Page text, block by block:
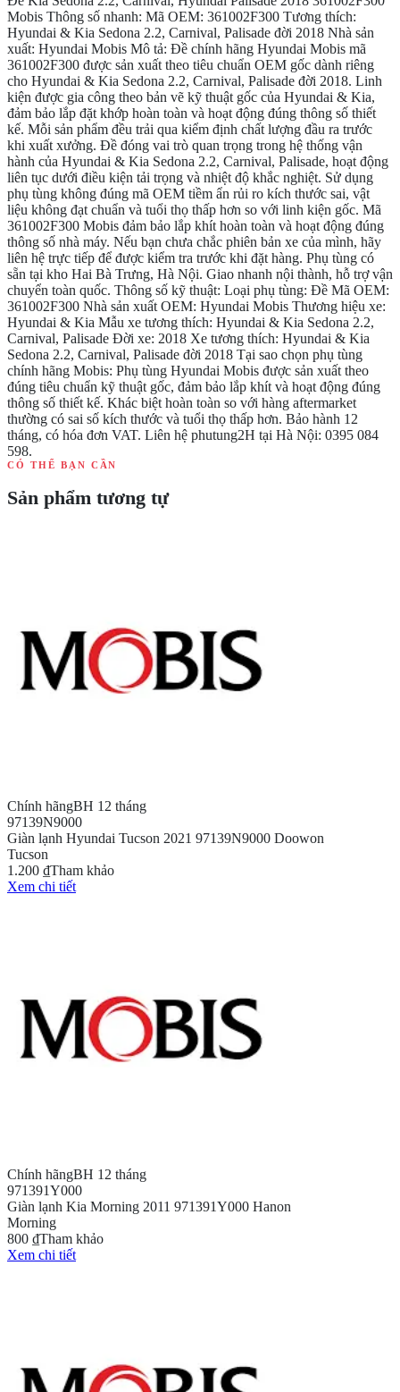
Mobis Thông số nhanh: Mã OEM: 361002F300 Tương thích:
Hyundai & Kia Sedona 2.2, Carnival, Palisade đời 2018 Nhà sản
xuất: Hyundai Mobis Mô tả: Đề chính hãng Hyundai Mobis mã
361002F300 được sản xuất theo tiêu chuẩn OEM gốc dành riêng
cho Hyundai & Kia Sedona 2.2, Carnival, Palisade đời 2018. Linh
kiện được gia công theo bản vẽ kỹ thuật gốc của Hyundai & Kia,
đảm bảo lắp đặt khớp hoàn toàn và hoạt động đúng thông số thiết
kế. Mỗi sản phẩm đều trải qua kiểm định chất lượng đầu ra trước
khi xuất xưởng. Đề đóng vai trò quan trọng trong hệ thống vận
hành của Hyundai & Kia Sedona 2.2, Carnival, Palisade, hoạt động
liên tục dưới điều kiện tải trọng và nhiệt độ khắc nghiệt. Sử dụng
phụ tùng không đúng mã OEM tiềm ẩn rủi ro kích thước sai, vật
liệu không đạt chuẩn và tuổi thọ thấp hơn so với linh kiện gốc. Mã
361002F300 Mobis đảm bảo lắp khít hoàn toàn và hoạt động đúng
thông số nhà máy. Nếu bạn chưa chắc phiên bản xe của mình, hãy
liên hệ trực tiếp để được kiểm tra trước khi đặt hàng. Phụ tùng có
sẵn tại kho Hai Bà Trưng, Hà Nội. Giao nhanh nội thành, hỗ trợ vận
chuyển toàn quốc. Thông số kỹ thuật: Loại phụ tùng: Đề Mã OEM:
361002F300 Nhà sản xuất OEM: Hyundai Mobis Thương hiệu xe:
Hyundai & Kia Mẫu xe tương thích: Hyundai & Kia Sedona 2.2,
Carnival, Palisade Đời xe: 2018 Xe tương thích: Hyundai & Kia
Sedona 2.2, Carnival, Palisade đời 2018 Tại sao chọn phụ tùng
chính hãng Mobis: Phụ tùng Hyundai Mobis được sản xuất theo
đúng tiêu chuẩn kỹ thuật gốc, đảm bảo lắp khít và hoạt động đúng
thông số thiết kế. Khác biệt hoàn toàn so với hàng aftermarket
thường có sai số kích thước và tuổi thọ thấp hơn. Bảo hành 12
tháng, có hóa đơn VAT. Liên hệ phutung2H tại Hà Nội: 0395 084
598.
CÓ THỂ BẠN CẦN
Sản phẩm tương tự
Chính hãngBH 12 tháng
97139N9000
Giàn lạnh Hyundai Tucson 2021 97139N9000 Doowon
Tucson
1.200 ₫Tham khảo
Xem chi tiết
Chính hãngBH 12 tháng
971391Y000
Giàn lạnh Kia Morning 2011 971391Y000 Hanon
Morning
800 ₫Tham khảo
Xem chi tiết